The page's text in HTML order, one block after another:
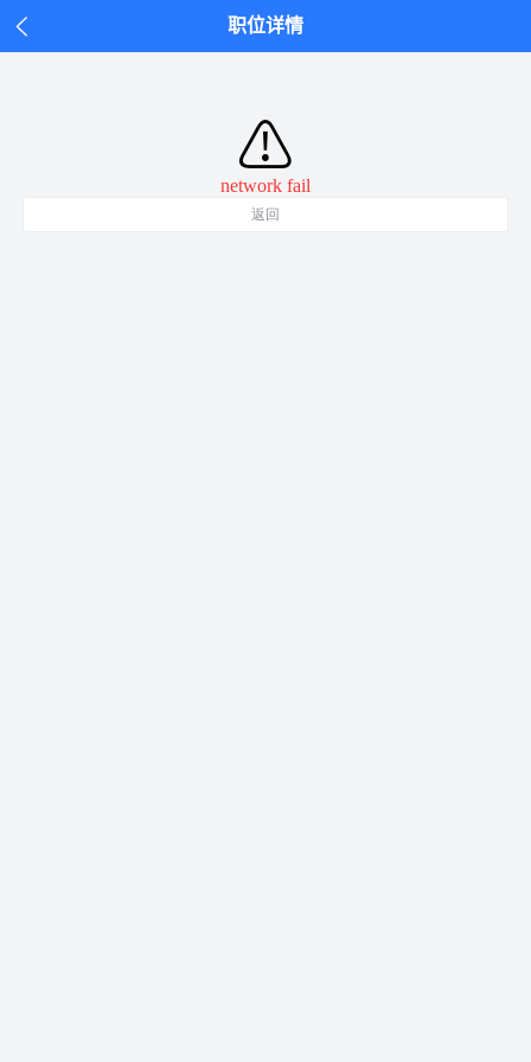
职位详情
⚠
network fail
返回